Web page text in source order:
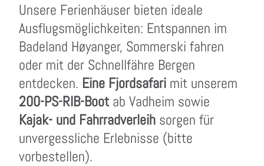
Unsere Ferienhäuser bieten ideale
Ausflugsmöglichkeiten: Entspannen im
Badeland Høyanger, Sommerski fahren
oder mit der Schnellfähre Bergen
entdecken. Eine Fjordsafari mit unserem
200-PS-RIB-Boot ab Vadheim sowie
Kajak- und Fahrradverleih sorgen für
unvergessliche Erlebnisse (bitte
vorbestellen).